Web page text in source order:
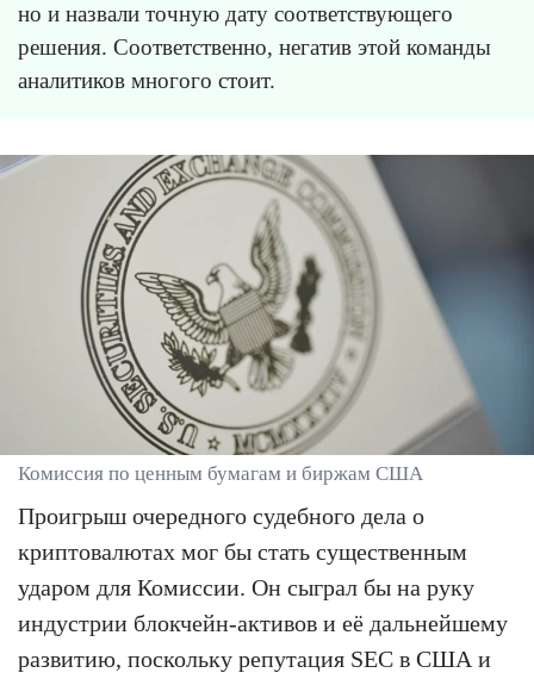
но и назвали точную дату соответствующего
решения. Соответственно, негатив этой команды
аналитиков многого стоит.
Комиссия по ценным бумагам и биржам США
Проигрыш очередного судебного дела о
криптовалютах мог бы стать существенным
ударом для Комиссии. Он сыграл бы на руку
индустрии блокчейн-активов и её дальнейшему
развитию, поскольку репутация SEC в США и